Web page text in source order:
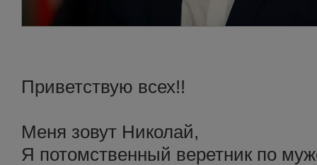
Приветствую всех!!
Меня зовут Николай,
Я потомственный веретник по